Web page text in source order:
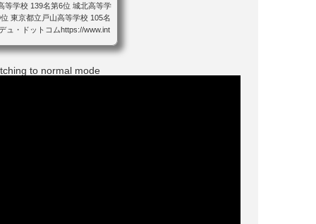
等学校 139名第6位 城北高等学
東京都立戸山高等学校 105名
ュ・ドットコムhttps://www.int
to normal mode